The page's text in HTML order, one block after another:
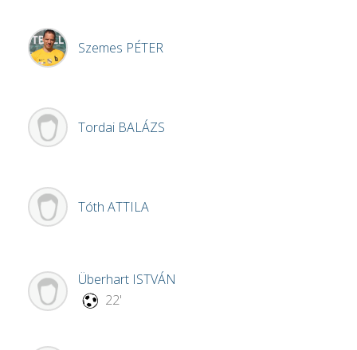
Szemes PÉTER
Tordai BALÁZS
Tóth ATTILA
Überhart ISTVÁN
22'